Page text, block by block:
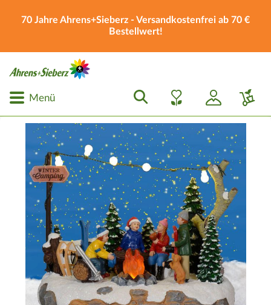
70 Jahre Ahrens+Sieberz - Versandkostenfrei ab 70 €
Bestellwert!
Menü